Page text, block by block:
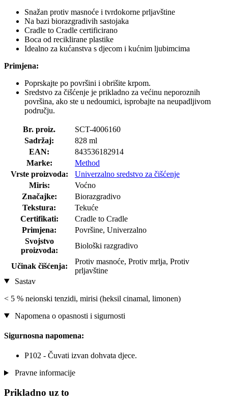
Snažan protiv masnoće i tvrdokorne prljavštine
Na bazi biorazgradivih sastojaka
Cradle to Cradle certificirano
Boca od reciklirane plastike
Idealno za kućanstva s djecom i kućnim ljubimcima
Primjena:
Poprskajte po površini i obrišite krpom.
Sredstvo za čišćenje je prikladno za većinu neporoznih
površina, ako ste u nedoumici, isprobajte na neupadljivom
području.
Br. proiz.
SCT-4006160
Sadržaj:
828 ml
EAN:
843536182914
Marke:
Method
Vrste proizvoda:
Univerzalno sredstvo za čišćenje
Miris:
Voćno
Značajke:
Biorazgradivo
Tekstura:
Tekuće
Certifikati:
Cradle to Cradle
Primjena:
Površine, Univerzalno
Svojstvo
proizvoda:
Biološki razgradivo
Učinak čišćenja:
Protiv masnoće, Protiv mrlja, Protiv
prljavštine
Sastav
< 5 % neionski tenzidi, mirisi (heksil cinamal, limonen)
Napomena o opasnosti i sigurnosti
Sigurnosna napomena:
P102 - Čuvati izvan dohvata djece.
Pravne informacije
Prikladno uz to